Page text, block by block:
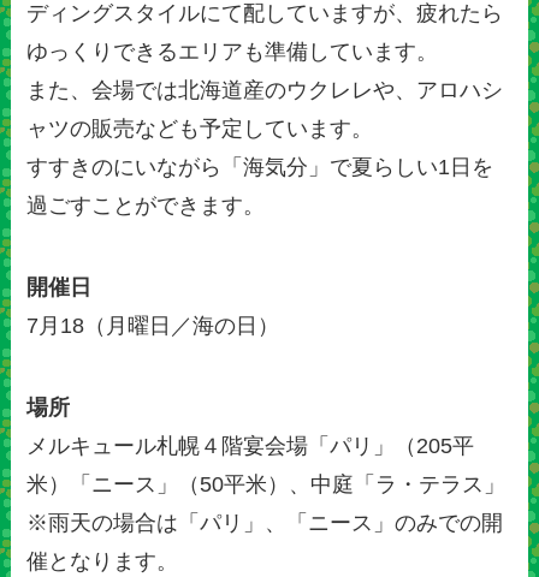
ディングスタイルにて配していますが、疲れたら
ゆっくりできるエリアも準備しています。
また、会場では北海道産のウクレレや、アロハシ
ャツの販売なども予定しています。
すすきのにいながら「海気分」で夏らしい1日を
過ごすことができます。
開催日
7月18（月曜日／海の日）
場所
メルキュール札幌４階宴会場「パリ」（205平
米）「ニース」（50平米）、中庭「ラ・テラス」
※雨天の場合は「パリ」、「ニース」のみでの開
催となります。